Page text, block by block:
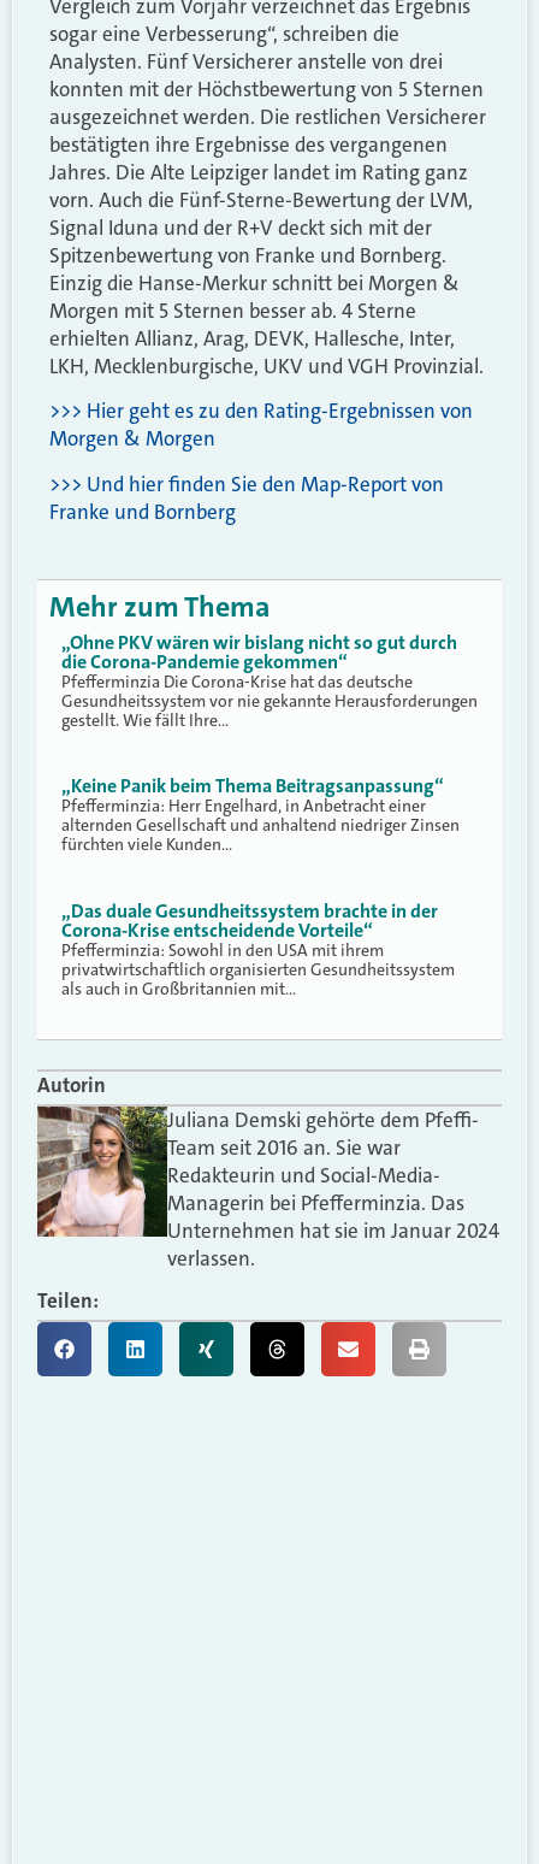
Vergleich zum Vorjahr verzeichnet das Ergebnis
sogar eine Verbesserung“, schreiben die
Analysten. Fünf Versicherer anstelle von drei
konnten mit der Höchstbewertung von 5 Sternen
ausgezeichnet werden. Die restlichen Versicherer
bestätigten ihre Ergebnisse des vergangenen
Jahres. Die Alte Leipziger landet im Rating ganz
vorn. Auch die Fünf-Sterne-Bewertung der LVM,
Signal Iduna und der R+V deckt sich mit der
Spitzenbewertung von Franke und Bornberg.
Einzig die Hanse-Merkur schnitt bei Morgen &
Morgen mit 5 Sternen besser ab. 4 Sterne
erhielten Allianz, Arag, DEVK, Hallesche, Inter,
LKH, Mecklenburgische, UKV und VGH Provinzial.
>>> Hier geht es zu den Rating-Ergebnissen von
Morgen & Morgen
>>> Und hier finden Sie den Map-Report von
Franke und Bornberg
Mehr zum Thema
„Ohne PKV wären wir bislang nicht so gut durch
die Corona-Pandemie gekommen“
Pfefferminzia Die Corona-Krise hat das deutsche
Gesundheitssystem vor nie gekannte Herausforderungen
gestellt. Wie fällt Ihre…
„Keine Panik beim Thema Beitragsanpassung“
Pfefferminzia: Herr Engelhard, in Anbetracht einer
alternden Gesellschaft und anhaltend niedriger Zinsen
fürchten viele Kunden…
„Das duale Gesundheitssystem brachte in der
Corona-Krise entscheidende Vorteile“
Pfefferminzia: Sowohl in den USA mit ihrem
privatwirtschaftlich organisierten Gesundheitssystem
als auch in Großbritannien mit…
Autorin
Juliana Demski gehörte dem Pfeffi-
Team seit 2016 an. Sie war
Redakteurin und Social-Media-
Managerin bei Pfefferminzia. Das
Unternehmen hat sie im Januar 2024
verlassen.
Teilen: